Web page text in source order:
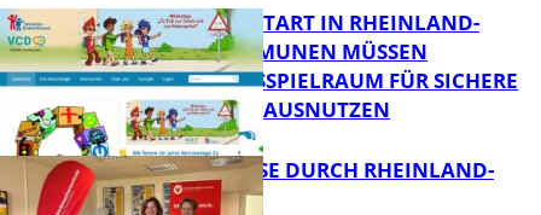
FB News
ZUM SCHULSTART IN RHEINLAND-
PFALZ: KOMMUNEN MÜSSEN
HANDLUNGSSPIELRAUM FÜR SICHERE
SCHULWEGE AUSNUTZEN
SOMMERREISE DURCH RHEINLAND-
PFALZ